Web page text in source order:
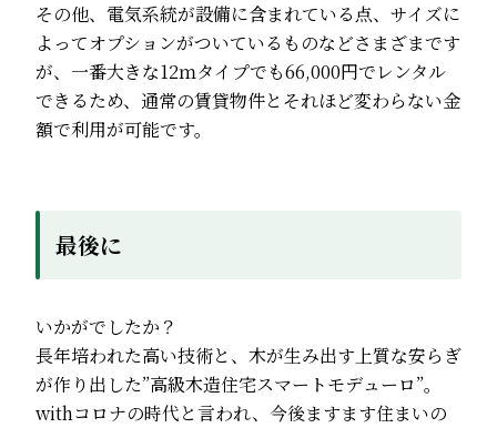
その他、電気系統が設備に含まれている点、サイズに
よってオプションがついているものなどさまざまです
が、一番大きな12ｍタイプでも66,000円でレンタル
できるため、通常の賃貸物件とそれほど変わらない金
額で利用が可能です。
最後に
いかがでしたか？
長年培われた高い技術と、木が生み出す上質な安らぎ
が作り出した”高級木造住宅スマートモデューロ”。
withコロナの時代と言われ、今後ますます住まいの